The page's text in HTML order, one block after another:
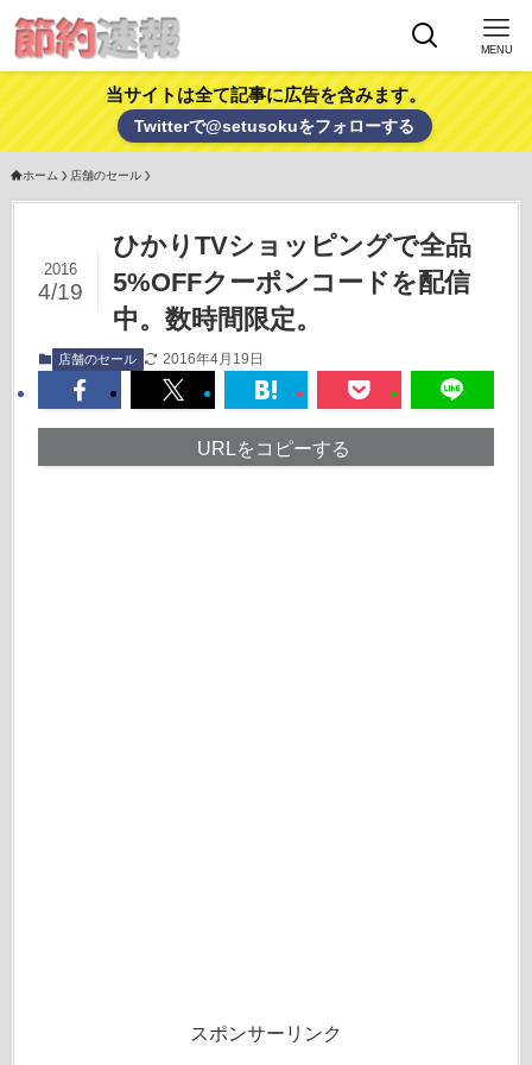
MENU
当サイトは全て記事に広告を含みます。
Twitterで@setusokuをフォローする
ホーム 店舗のセール
ひかりTVショッピングで全品
5%OFFクーポンコードを配信
中。数時間限定。
2016
4/19
店舗のセール 2016年4月19日
URLをコピーする
スポンサーリンク